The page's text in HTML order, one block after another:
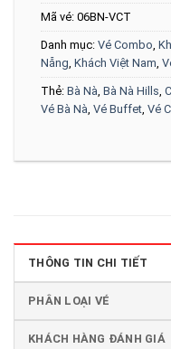
Mã vé: 06BN-VCT
Danh mục: Vé Combo
Nẵng Khách Việt Nam
Thẻ: Bà Nà Bà Nà Hills
Vé Bà Nà Vé Buffet Vé
THÔNG TIN CHI TIẾT
PHÂN LOẠI VÉ
KHÁCH HÀNG ĐÁNH GIÁ